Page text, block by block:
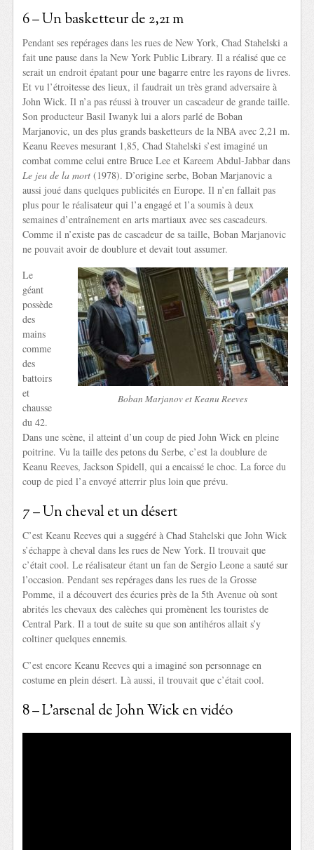
6 – Un basketteur de 2,21 m
Pendant ses repérages dans les rues de New York, Chad Stahelski a
fait une pause dans la New York Public Library. Il a réalisé que ce
serait un endroit épatant pour une bagarre entre les rayons de livres.
Et vu l’étroitesse des lieux, il faudrait un très grand adversaire à
John Wick. Il n’a pas réussi à trouver un cascadeur de grande taille.
Son producteur Basil Iwanyk lui a alors parlé de Boban
Marjanovic, un des plus grands basketteurs de la NBA avec 2,21 m.
Keanu Reeves mesurant 1,85, Chad Stahelski s’est imaginé un
combat comme celui entre Bruce Lee et Kareem Abdul-Jabbar dans
Le jeu de la mort (1978). D’origine serbe, Boban Marjanovic a
aussi joué dans quelques publicités en Europe. Il n’en fallait pas
plus pour le réalisateur qui l’a engagé et l’a soumis à deux
semaines d’entraînement en arts martiaux avec ses cascadeurs.
Comme il n’existe pas de cascadeur de sa taille, Boban Marjanovic
ne pouvait avoir de doublure et devait tout assumer.
Boban Marjanov et Keanu Reeves
Le
géant
possède
des
mains
comme
des
battoirs
et
chausse
du 42.
Dans une scène, il atteint d’un coup de pied John Wick en pleine
poitrine. Vu la taille des petons du Serbe, c’est la doublure de
Keanu Reeves, Jackson Spidell, qui a encaissé le choc. La force du
coup de pied l’a envoyé atterrir plus loin que prévu.
7 – Un cheval et un désert
C’est Keanu Reeves qui a suggéré à Chad Stahelski que John Wick
s’échappe à cheval dans les rues de New York. Il trouvait que
c’était cool. Le réalisateur étant un fan de Sergio Leone a sauté sur
l’occasion. Pendant ses repérages dans les rues de la Grosse
Pomme, il a découvert des écuries près de la 5th Avenue où sont
abrités les chevaux des calèches qui promènent les touristes de
Central Park. Il a tout de suite su que son antihéros allait s’y
coltiner quelques ennemis.
C’est encore Keanu Reeves qui a imaginé son personnage en
costume en plein désert. Là aussi, il trouvait que c’était cool.
8 – L’arsenal de John Wick en vidéo